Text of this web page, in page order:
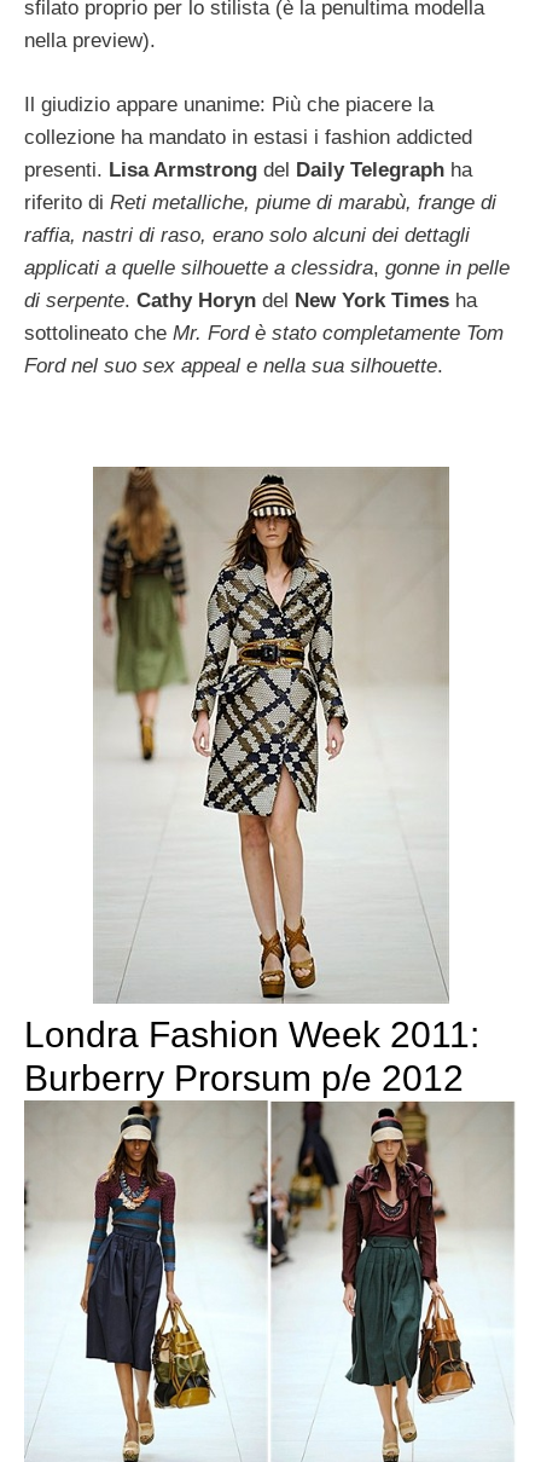
sfilato proprio per lo stilista (è la penultima modella
nella preview).
Il giudizio appare unanime: Più che piacere la
collezione ha mandato in estasi i fashion addicted
presenti. Lisa Armstrong del Daily Telegraph ha
riferito di Reti metalliche, piume di marabù, frange di
raffia, nastri di raso, erano solo alcuni dei dettagli
applicati a quelle silhouette a clessidra, gonne in pelle
di serpente. Cathy Horyn del New York Times ha
sottolineato che Mr. Ford è stato completamente Tom
Ford nel suo sex appeal e nella sua silhouette.
Londra Fashion Week 2011:
Burberry Prorsum p/e 2012